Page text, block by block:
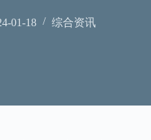
01-18 综合资讯